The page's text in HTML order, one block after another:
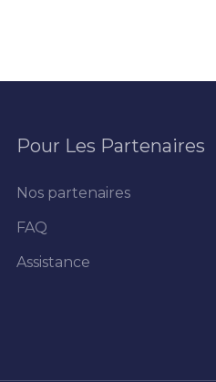
Pour Les Partenaires
Nos partenaires
FAQ
Assistance